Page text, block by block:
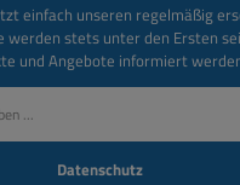
einfach unseren regelmäßig
werden stets unter den Ersten
und Angebote informiert
Datenschutz